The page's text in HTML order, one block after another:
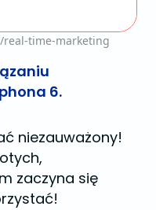
time-marketing
6.
niezauważony!
zaczyna się